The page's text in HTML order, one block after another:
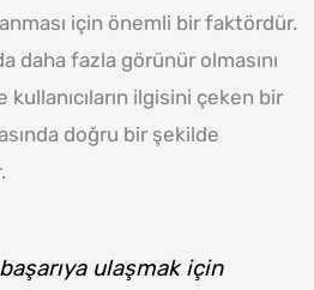
için önemli bir faktördür.
daha fazla görünür olmasını
kullanıcıların ilgisini çeken bir
doğru bir şekilde
ulaşmak için